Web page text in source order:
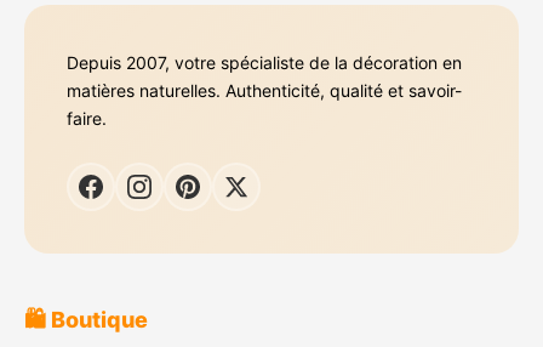
Depuis 2007, votre spécialiste de la décoration en
matières naturelles. Authenticité, qualité et savoir-
faire.
🛍️ Boutique